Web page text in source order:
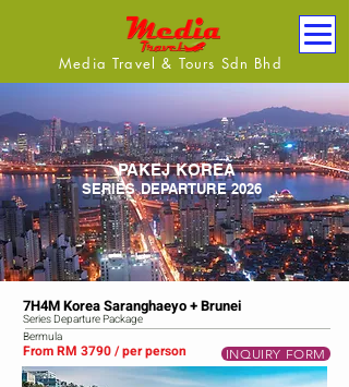
Media Travel & Tours Sdn Bhd
PAKEJ KOREA
SERIES DEPARTURE 2026
7H4M Korea Saranghaeyo + Brunei
Series Departure Package
Bermula
From RM 3790 / per person INQUIRY FORM